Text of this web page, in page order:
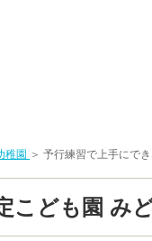
稚園 ＞ 予行練習で上手にで
ども園 み